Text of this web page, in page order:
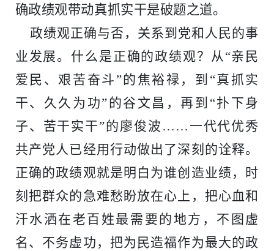
试验
数字
工程
国际
确政绩观带动真抓实干是破题之道。
政绩观正确与否，关系到党和人民的事
业发展。什么是正确的政绩观？从“亲民
爱民、艰苦奋斗”的焦裕禄，到“真抓实
干、久久为功”的谷文昌，再到“扑下身
子、苦干实干”的廖俊波……一代代优秀
共产党人已经用行动做出了深刻的诠释。
正确的政绩观就是明白为谁创造业绩，时
刻把群众的急难愁盼放在心上，把心血和
汗水洒在老百姓最需要的地方，不图虚
名、不务虚功，把为民造福作为最大的政